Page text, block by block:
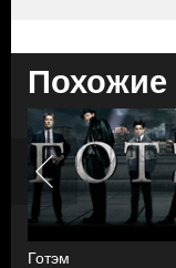
Готэм